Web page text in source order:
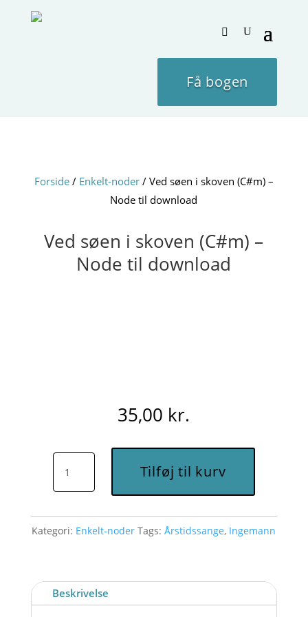
Få bogen
Forside/ Enkelt-noder/ Ved søen i skoven (C#m) –
Node til download
Ved søen i skoven (C#m) –
Node til download
35,00 kr.
søen
skoven
(C#m)
til
download
Tilføj til kurv
Kategori: Enkelt-noder Tags:Årstidssange, Ingemann
Beskrivelse